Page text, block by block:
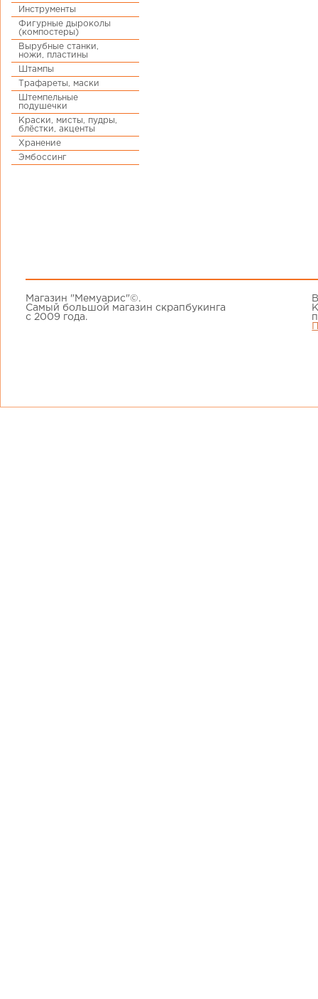
Инструменты
Фигурные дыроколы
(компостеры)
Вырубные станки,
ножи, пластины
Штампы
Трафареты, маски
Штемпельные
подушечки
Краски, мисты, пудры,
блёстки, акценты
Хранение
Эмбоссинг
Магазин "Мемуарис"©.
Самый большой магазин скрапбукинга
с 2009 года.